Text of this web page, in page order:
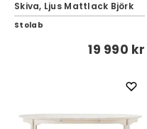
Skiva, Ljus Mattlack Björk
Stolab
19 990 kr